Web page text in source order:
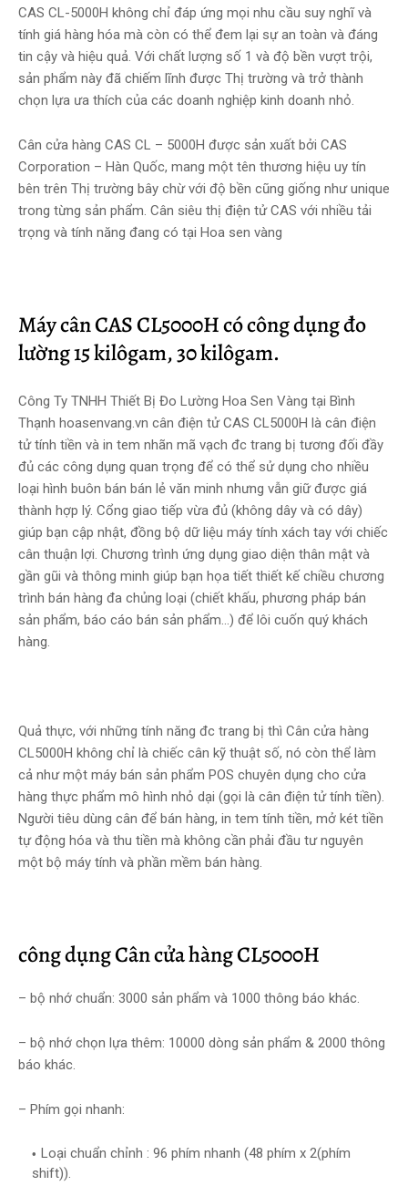
CAS CL-5000H không chỉ đáp ứng mọi nhu cầu suy nghĩ và
tính giá hàng hóa mà còn có thể đem lại sự an toàn và đáng
tin cậy và hiệu quả. Với chất lượng số 1 và độ bền vượt trội,
sản phẩm này đã chiếm lĩnh được Thị trường và trở thành
chọn lựa ưa thích của các doanh nghiệp kinh doanh nhỏ.
Cân cửa hàng CAS CL – 5000H được sản xuất bởi CAS
Corporation – Hàn Quốc, mang một tên thương hiệu uy tín
bên trên Thị trường bây chừ với độ bền cũng giống như unique
trong từng sản phẩm. Cân siêu thị điện tử CAS với nhiều tải
trọng và tính năng đang có tại Hoa sen vàng
Máy cân CAS CL5000H có công dụng đo
lường 15 kilôgam, 30 kilôgam.
Công Ty TNHH Thiết Bị Đo Lường Hoa Sen Vàng tại Bình
Thạnh hoasenvang.vn cân điện tử CAS CL5000H là cân điện
tử tính tiền và in tem nhãn mã vạch đc trang bị tương đối đầy
đủ các công dụng quan trọng để có thể sử dụng cho nhiều
loại hình buôn bán bán lẻ văn minh nhưng vẫn giữ được giá
thành hợp lý. Cổng giao tiếp vừa đủ (không dây và có dây)
giúp bạn cập nhật, đồng bộ dữ liệu máy tính xách tay với chiếc
cân thuận lợi. Chương trình ứng dụng giao diện thân mật và
gần gũi và thông minh giúp bạn họa tiết thiết kế chiều chương
trình bán hàng đa chủng loại (chiết khấu, phương pháp bán
sản phẩm, báo cáo bán sản phẩm...) để lôi cuốn quý khách
hàng.
Quả thực, với những tính năng đc trang bị thì Cân cửa hàng
CL5000H không chỉ là chiếc cân kỹ thuật số, nó còn thể làm
cả như một máy bán sản phẩm POS chuyên dụng cho cửa
hàng thực phẩm mô hình nhỏ dại (gọi là cân điện tử tính tiền).
Người tiêu dùng cân để bán hàng, in tem tính tiền, mở két tiền
tự động hóa và thu tiền mà không cần phải đầu tư nguyên
một bộ máy tính và phần mềm bán hàng.
công dụng Cân cửa hàng CL5000H
– bộ nhớ chuẩn: 3000 sản phẩm và 1000 thông báo khác.
– bộ nhớ chọn lựa thêm: 10000 dòng sản phẩm & 2000 thông
báo khác.
– Phím gọi nhanh:
Loại chuẩn chỉnh : 96 phím nhanh (48 phím x 2(phím
shift)).